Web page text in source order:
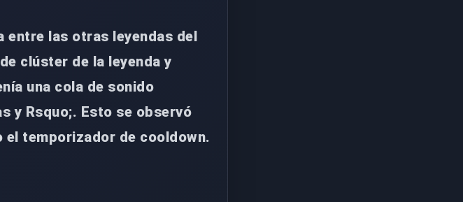
las otras leyendas del
clúster de la leyenda y
una cola de sonido
y Rsquo;. Esto se observó
el temporizador de cooldown.